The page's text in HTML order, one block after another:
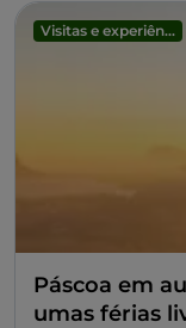
Visitas e experiências
Páscoa em
umas férias